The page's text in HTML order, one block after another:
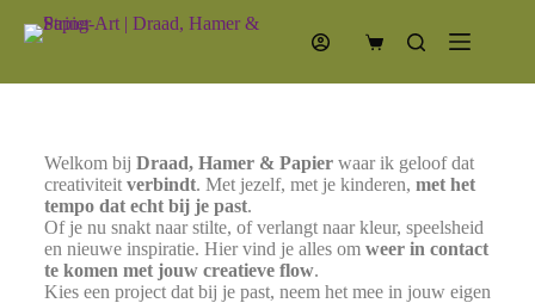
Welkom bij Draad, Hamer & Papierwaar ik geloof dat
creativiteit verbindt. Met jezelf, met je kinderen, met het
tempo dat echt bij je past.
Of je nu snakt naar stilte, of verlangt naar kleur, speelsheid
en nieuwe inspiratie. Hier vind je alles om weer in contact
te komen met jouw creatieve flow.
Kies een project dat bij je past, neem het mee in jouw eigen